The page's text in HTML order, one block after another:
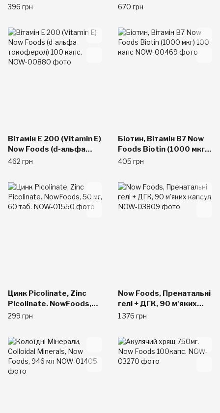
396 грн
NowFoods, 120 капс.
670 грн
Вітамін Е 200 (Vitamin E)
Now Foods (d-альфа
токоферол) 100 капс.
462 грн
Біотин, Вітамін В7 Now
Foods Biotin (1000 мкг)
100 капс
405 грн
Цинк Picolinate, Zinc
Picolinate. NowFoods,
50 мг, 60 таб.
299 грн
Now Foods, Пренатальні
гелі + ДГК, 90 м'яких
капсул
1 376 грн